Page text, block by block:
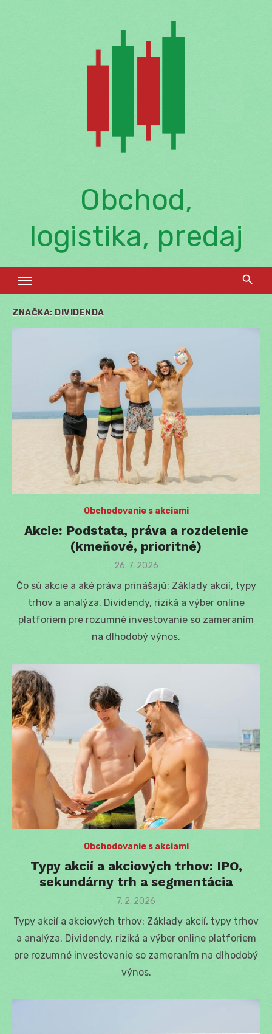
Obchod,
logistika, predaj
ZNAČKA: DIVIDENDA
Obchodovanie s akciami
Akcie: Podstata, práva a rozdelenie
(kmeňové, prioritné)
Posted
26. 7. 2026
Čo sú akcie a aké práva prinášajú: Základy akcií, typy
trhov a analýza. Dividendy, riziká a výber online
platforiem pre rozumné investovanie so zameraním
na dlhodobý výnos.
Obchodovanie s akciami
Typy akcií a akciových trhov: IPO,
sekundárny trh a segmentácia
Posted
7. 2. 2026
Typy akcií a akciových trhov: Základy akcií, typy trhov
a analýza. Dividendy, riziká a výber online platforiem
pre rozumné investovanie so zameraním na dlhodobý
výnos.